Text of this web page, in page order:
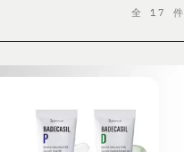
全 17 件